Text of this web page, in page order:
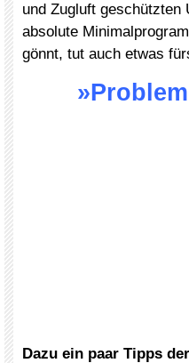
und Zugluft
absolute
gönnt, tut auch etwas
Dazu ein paar Tipps